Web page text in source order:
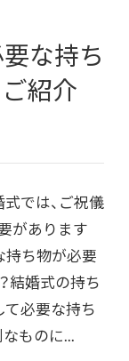
な持ち
紹介
では、ご祝儀
があります
持ち物が必要
結婚式の持ち
て必要な持ち
ものに...